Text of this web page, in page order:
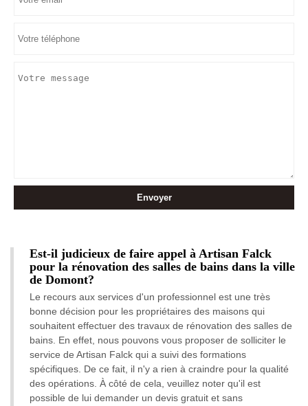
Est-il judicieux de faire appel à Artisan Falck
pour la rénovation des salles de bains dans la ville
de Domont?
Le recours aux services d'un professionnel est une très
bonne décision pour les propriétaires des maisons qui
souhaitent effectuer des travaux de rénovation des salles de
bains. En effet, nous pouvons vous proposer de solliciter le
service de Artisan Falck qui a suivi des formations
spécifiques. De ce fait, il n'y a rien à craindre pour la qualité
des opérations. À côté de cela, veuillez noter qu'il est
possible de lui demander un devis gratuit et sans